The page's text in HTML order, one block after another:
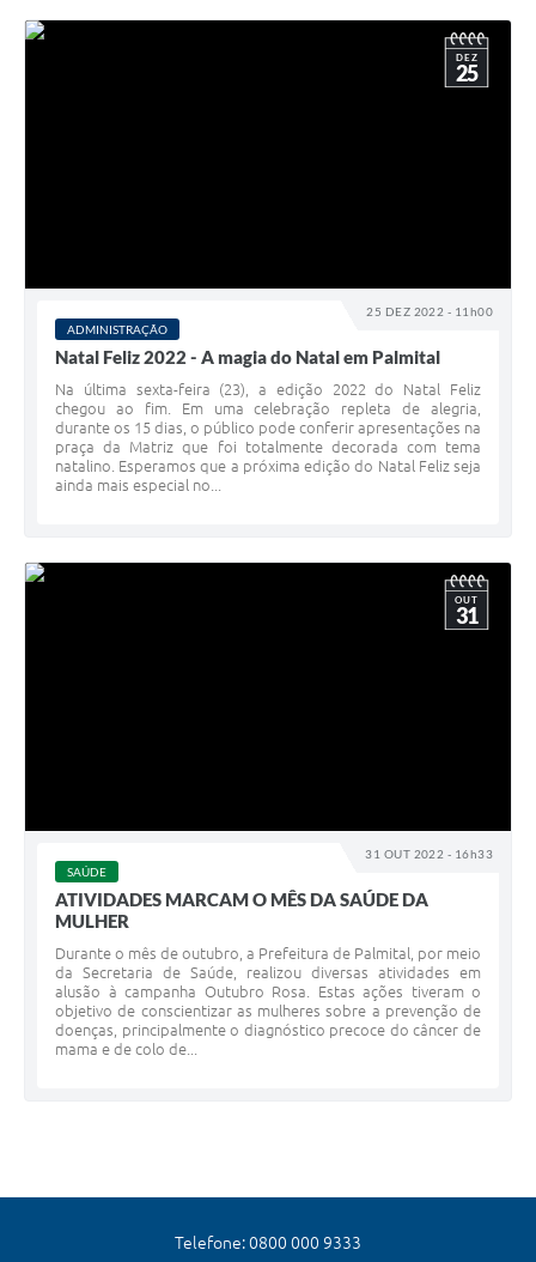
25 DEZ 2022 - 11h00
DEZ
25
ADMINISTRAÇÃO
Natal Feliz 2022 - A magia do Natal em Palmital
Na última sexta-feira (23), a edição 2022 do Natal Feliz
chegou ao fim. Em uma celebração repleta de alegria,
durante os 15 dias, o público pode conferir apresentações na
praça da Matriz que foi totalmente decorada com tema
natalino. Esperamos que a próxima edição do Natal Feliz seja
ainda mais especial no...
31 OUT 2022 - 16h33
OUT
31
SAÚDE
ATIVIDADES MARCAM O MÊS DA SAÚDE DA
MULHER
Durante o mês de outubro, a Prefeitura de Palmital, por meio
da Secretaria de Saúde, realizou diversas atividades em
alusão à campanha Outubro Rosa. Estas ações tiveram o
objetivo de conscientizar as mulheres sobre a prevenção de
doenças, principalmente o diagnóstico precoce do câncer de
mama e de colo de...
Telefone: 0800 000 9333